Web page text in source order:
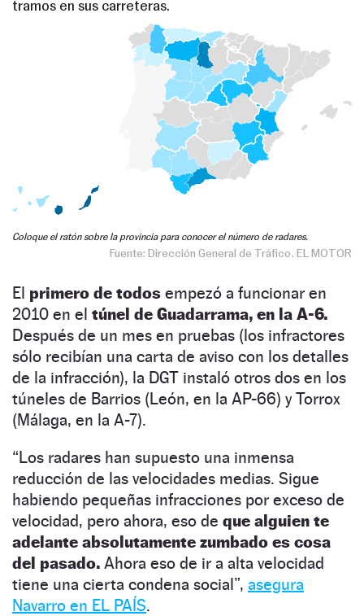
El primero de todos empezó a funcionar en
2010 en el túnel de Guadarrama, en la A-6.
Después de un mes en pruebas (los infractores
sólo recibían una carta de aviso con los detalles
de la infracción), la DGT instaló otros dos en los
túneles de Barrios (León, en la AP-66) y Torrox
(Málaga, en la A-7).
“Los radares han supuesto una inmensa
reducción de las velocidades medias. Sigue
habiendo pequeñas infracciones por exceso de
velocidad, pero ahora, eso de que alguien te
adelante absolutamente zumbado es cosa
del pasado. Ahora eso de ir a alta velocidad
tiene una cierta condena social”, asegura
Navarro en EL PAÍS.